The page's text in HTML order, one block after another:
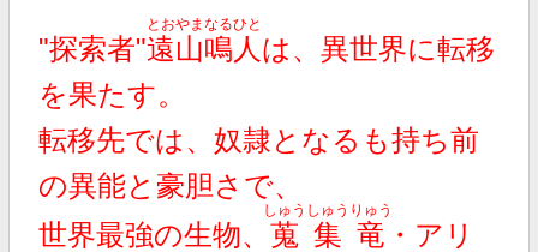
"探索者"遠山鳴人
とおやまなるひと
は、異世界に転移
を果たす。
転移先では、奴隷となるも持ち前
の異能と豪胆さで、
世界最強の生物、 蒐集竜
しゅうしゅうりゅう
・アリ